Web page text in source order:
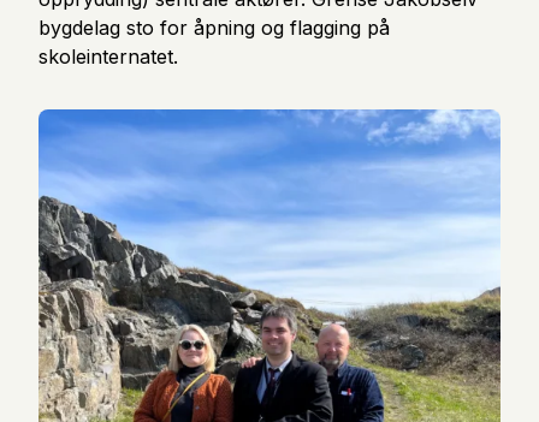
bygdelag sto for åpning og flagging på
skoleinternatet.